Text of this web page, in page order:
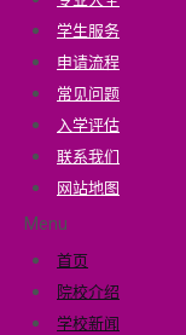
学生服务
申请流程
常见问题
入学评估
联系我们
网站地图
Menu
首页
院校介绍
学校新闻